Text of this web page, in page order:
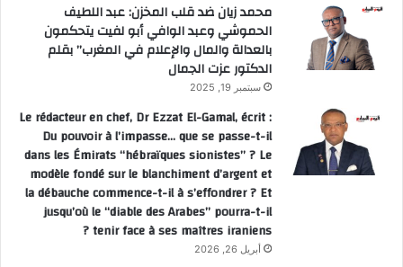
محمد زيان ضد قلب المخزن: عبد اللطيف
الحموشي وعبد الوافي أبو لفيت يتحكمون
بالعدالة والمال والإعلام في المغرب” بقلم
الدكتور عزت الجمال
سبتمبر 19, 2025
Le rédacteur en chef, Dr Ezzat El-Gamal, écrit :
Du pouvoir à l’impasse… que se passe-t-il
dans les Émirats “hébraïques sionistes” ? Le
modèle fondé sur le blanchiment d’argent et
la débauche commence-t-il à s’effondrer ? Et
jusqu’où le “diable des Arabes” pourra-t-il
tenir face à ses maîtres iraniens ?
أبريل 26, 2026